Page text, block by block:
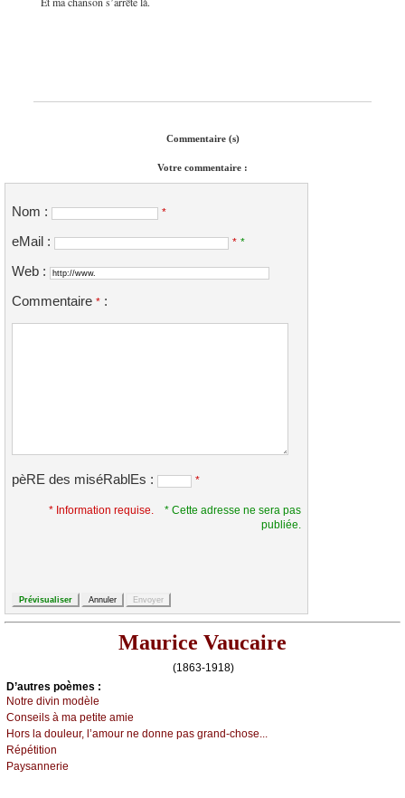
Commentaire (s)
Votre commentaire :
Nom : *
eMail : * *
Web :
Commentaire * :
pèRE des miséRablEs : *
* Information requise.
* Cette adresse ne sera pas
publiée.
Maurice Vaucaire
(1863-1918)
D’autrеs pоèmеs :
Νоtrе divin mоdèlе
Соnsеils à mа pеtitе аmiе
Hоrs lа dоulеur, l’аmоur nе dоnnе pаs grаnd-сhоsе...
Répétitiоn
Ρауsаnnеriе